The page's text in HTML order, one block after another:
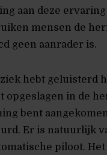
aan deze
mensen de
geen aanrader is.
hebt geluisterd
opgeslagen in de
bent
Er is natuurlijk
piloot.